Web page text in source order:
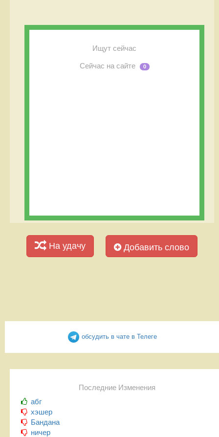
Ищут сейчас
Сейчас на сайте 0
На удачу Добавить слово
обсудить в чате в Телеге
Последние Изменения
абг
хэшер
Бандана
ничер